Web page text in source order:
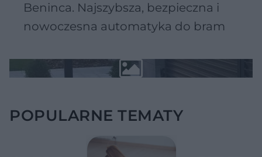
Beninca. Najszybsza, bezpieczna i
nowoczesna automatyka do bram
POPULARNE TEMATY